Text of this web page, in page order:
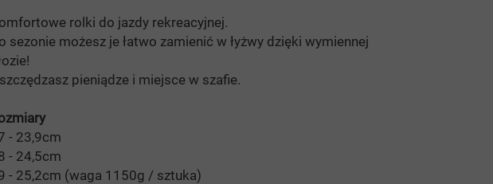
rolki do jazdy rekreacyjnej.
sezonie możesz je łatwo zamienić w łyżwy dzięki wymiennej
pieniądze i miejsce w szafie.
- 23,9cm
- 24,5cm
- 25,2cm (waga 1150g / sztuka)